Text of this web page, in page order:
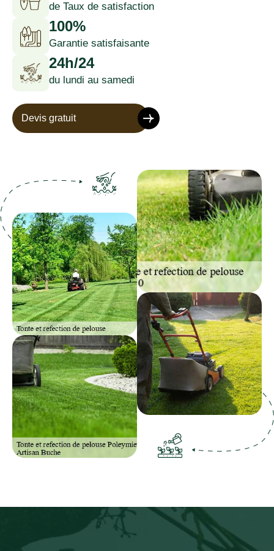
de Taux de satisfaction
100%
Garantie satisfaisante
24h/24
du lundi au samedi
Devis gratuit